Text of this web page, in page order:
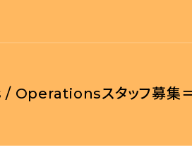
スタッフ募集＝